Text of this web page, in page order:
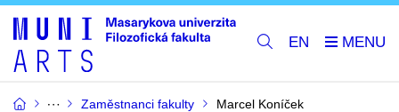
EN
Zaměstnanci fakulty Marcel Koníček